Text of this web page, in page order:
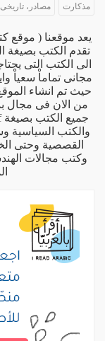
مذكارت مصادر، تاريخى
مجانى تماماْ سعياْ
والكتب السياسية
القصصية وحتى